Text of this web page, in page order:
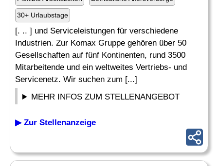
30+ Urlaubstage
[. .. ] und Serviceleistungen für verschiedene
Industrien. Zur Komax Gruppe gehören über 50
Gesellschaften auf fünf Kontinenten, rund 3500
Mitarbeitende und ein weltweites Vertriebs- und
Servicenetz. Wir suchen zum [...]
MEHR INFOS ZUM STELLENANGEBOT
▶ Zur Stellenanzeige